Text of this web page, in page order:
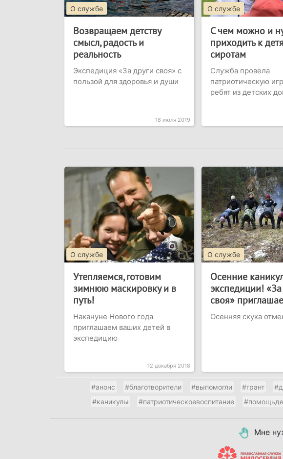
О службе
Возвращаем детству
смысл, радость и
реальность
Экспедиция «За други своя» с
пользой для здоровья и души
18 июля 2019
О службе
С чем можно и
приходить к
сиротам
Служба провела
патриотическую
ребят из детских
О службе
Утепляемся, готовим
зимнюю маскировку и в
путь!
Накануне Нового года
приглашаем ваших детей в
экспедицию
12 декабря 2018
О службе
Осенние
экспедиции! «За
своя»
Осенняя скука
#анонс #благотворители #выпомогли #грант
#каникулы
#патриотическоевоспитание
Мне